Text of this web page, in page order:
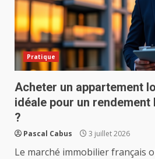
Pratique
Acheter un appartement
idéale pour un
?
Pascal Cabus 3 juillet 2026
Le marché immobilier français